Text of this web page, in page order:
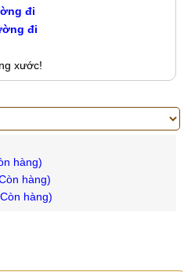
đi
đi
xước!
hàng)
hàng)
hàng)